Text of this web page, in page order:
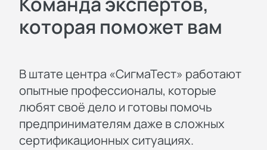
которая поможет вам
В штате центра «СигмаТест» работают
опытные профессионалы, которые
любят своё дело и готовы помочь
предпринимателям даже в сложных
сертификационных ситуациях.